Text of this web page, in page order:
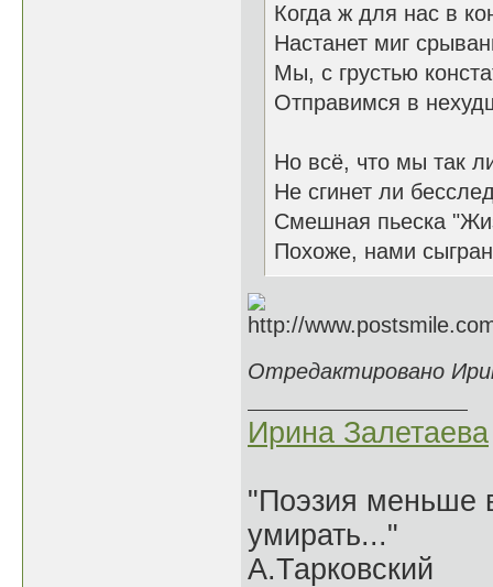
Когда ж для нас в
Настанет миг
Мы, с грустью
Отправимся в
Но всё, что мы так
Не сгинет ли
Смешная пьеска
Похоже, нами
Отредактировано
Ирина Залетаева
"Поэзия меньше
умирать..."
А.Тарковский